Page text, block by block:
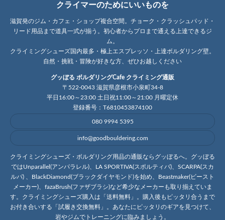
クライマーのためにいいものを
滋賀発のジム・カフェ・ショップ複合空間。チョーク・クラッシュパッド・
リード用品まで道具一式が揃う。初心者からプロまで通える上達できるジ
ム。
クライミングシューズ国内最多・極上エスプレッソ・上達ボルダリング壁。
自然・挑戦・冒険が好きな方、ぜひお越しください
グッぼる ボルダリングCafe クライミング通販
〒522-0043 滋賀県彦根市小泉町34-8
平日16:00～23:00 土日祝11:00～21:00 月曜定休
登録番号：T6810453874100
080 9994 5395
info@goodbouldering.com
クライミングシューズ・ボルダリング用品の通販ならグッぼるへ。グッぼる
ではUnparallel(アンパラレル)、LA SPORTIVA(スポルティバ)、SCARPA(スカ
ルパ) 、BlackDiamond(ブラックダイヤモンド)を始め、Beastmaker(ビースト
メーカー)、fazaBrush(ファザブラシ)など希少なメーカーも取り揃えていま
す。クライミングシューズ購入は「送料無料」。購入後もピッタリ合うまで
お付き合いする「試履き交換無料」。あなたにピッタリのギアを見つけて、
岩やジムでトレーニングに臨みましょう。